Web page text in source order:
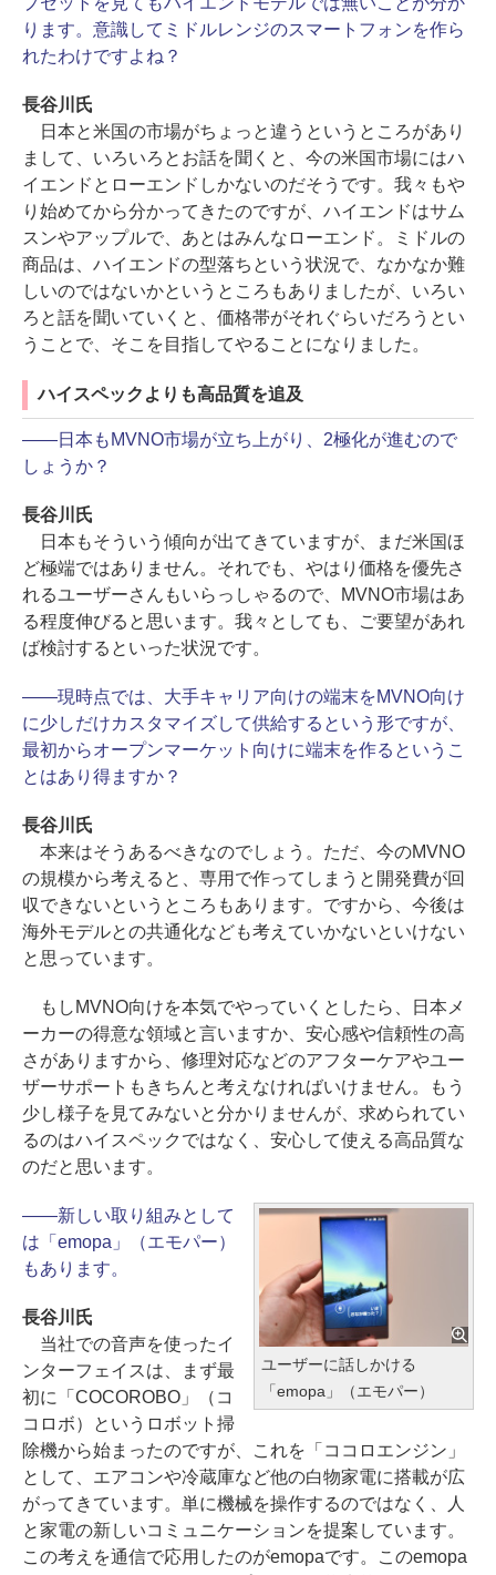
ります。意識してミドルレンジのスマートフォンを作ら
れたわけですよね？
長谷川氏
日本と米国の市場がちょっと違うというところがあり
まして、いろいろとお話を聞くと、今の米国市場にはハ
イエンドとローエンドしかないのだそうです。我々もや
り始めてから分かってきたのですが、ハイエンドはサム
スンやアップルで、あとはみんなローエンド。ミドルの
商品は、ハイエンドの型落ちという状況で、なかなか難
しいのではないかというところもありましたが、いろい
ろと話を聞いていくと、価格帯がそれぐらいだろうとい
うことで、そこを目指してやることになりました。
ハイスペックよりも高品質を追及
――日本もMVNO市場が立ち上がり、2極化が進むので
しょうか？
長谷川氏
日本もそういう傾向が出てきていますが、まだ米国ほ
ど極端ではありません。それでも、やはり価格を優先さ
れるユーザーさんもいらっしゃるので、MVNO市場はあ
る程度伸びると思います。我々としても、ご要望があれ
ば検討するといった状況です。
――現時点では、大手キャリア向けの端末をMVNO向け
に少しだけカスタマイズして供給するという形ですが、
最初からオープンマーケット向けに端末を作るというこ
とはあり得ますか？
長谷川氏
本来はそうあるべきなのでしょう。ただ、今のMVNO
の規模から考えると、専用で作ってしまうと開発費が回
収できないというところもあります。ですから、今後は
海外モデルとの共通化なども考えていかないといけない
と思っています。
もしMVNO向けを本気でやっていくとしたら、日本メ
ーカーの得意な領域と言いますか、安心感や信頼性の高
さがありますから、修理対応などのアフターケアやユー
ザーサポートもきちんと考えなければいけません。もう
少し様子を見てみないと分かりませんが、求められてい
るのはハイスペックではなく、安心して使える高品質な
のだと思います。
ユーザーに話しかける
「emopa」（エモパー）
――新しい取り組みとして
は「emopa」（エモパー）
もあります。
長谷川氏
当社での音声を使ったイ
ンターフェイスは、まず最
初に「COCOROBO」（コ
コロボ）というロボット掃
除機から始まったのですが、これを「ココロエンジン」
として、エアコンや冷蔵庫など他の白物家電に搭載が広
がってきています。単に機械を操作するのではなく、人
と家電の新しいコミュニケーションを提案しています。
この考えを通信で応用したのがemopaです。このemopa